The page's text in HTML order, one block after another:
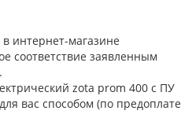
интернет-магазине
соответствие заявленным
zota prom 400 с ПУ
вас способом (по предоплате